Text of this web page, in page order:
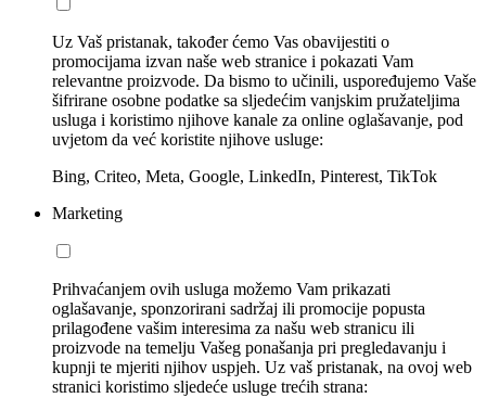
Uz Vaš pristanak, također ćemo Vas obavijestiti o
promocijama izvan naše web stranice i pokazati Vam
relevantne proizvode. Da bismo to učinili, uspoređujemo Vaše
šifrirane osobne podatke sa sljedećim vanjskim pružateljima
usluga i koristimo njihove kanale za online oglašavanje, pod
uvjetom da već koristite njihove usluge:
Bing, Criteo, Meta, Google, LinkedIn, Pinterest, TikTok
Marketing
Prihvaćanjem ovih usluga možemo Vam prikazati
oglašavanje, sponzorirani sadržaj ili promocije popusta
prilagođene vašim interesima za našu web stranicu ili
proizvode na temelju Vašeg ponašanja pri pregledavanju i
kupnji te mjeriti njihov uspjeh. Uz vaš pristanak, na ovoj web
stranici koristimo sljedeće usluge trećih strana: